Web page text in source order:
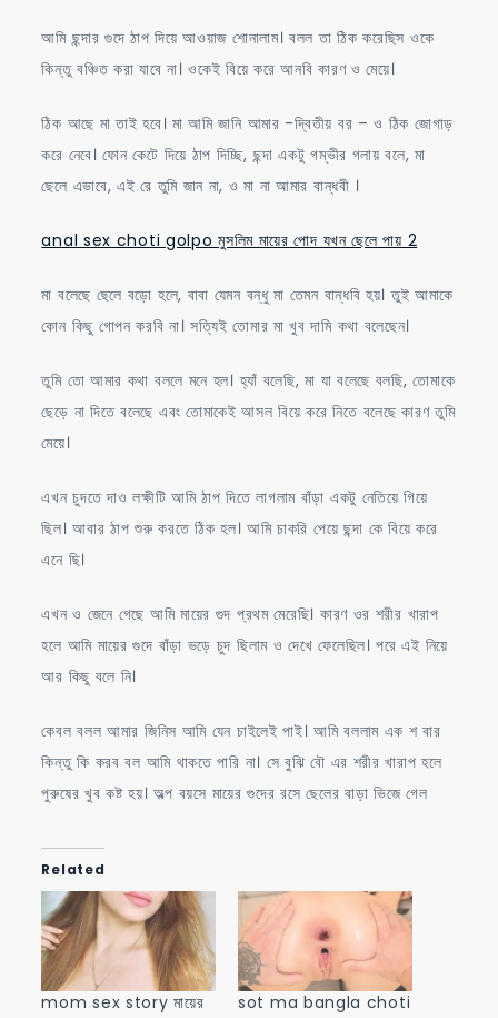
আমি ছন্দার গুদে ঠাপ দিয়ে আওয়াজ শোনালাম। বলল তা ঠিক করেছিস ওকে
কিন্তু বঞ্চিত করা যাবে না। ওকেই বিয়ে করে আনবি কারণ ও মেয়ে।
ঠিক আছে মা তাই হবে। মা আমি জানি আমার -দ্বিতীয় বর – ও ঠিক জোগাড়
করে নেবে। ফোন কেটে দিয়ে ঠাপ দিচ্ছি, ছন্দা একটু গম্ভীর গলায় বলে, মা
ছেলে এভাবে, এই রে তুমি জান না, ও মা না আমার বান্ধবী ।
anal sex choti golpo মুসলিম মায়ের পোদ যখন ছেলে পায় 2
মা বলেছে ছেলে বড়ো হলে, বাবা যেমন বন্ধু মা তেমন বান্ধবি হয়। তুই আমাকে
কোন কিছু গোপন করবি না। সত্যিই তোমার মা খুব দামি কথা বলেছেন।
তুমি তো আমার কথা বললে মনে হল। হ্যাঁ বলেছি, মা যা বলেছে বলছি, তোমাকে
ছেড়ে না দিতে বলেছে এবং তোমাকেই আসল বিয়ে করে নিতে বলেছে কারণ তুমি
মেয়ে।
এখন চুদতে দাও লক্ষীটি আমি ঠাপ দিতে লাগলাম বাঁড়া একটু নেতিয়ে গিয়ে
ছিল। আবার ঠাপ শুরু করতে ঠিক হল। আমি চাকরি পেয়ে ছন্দা কে বিয়ে করে
এনে ছি।
এখন ও জেনে গেছে আমি মায়ের গুদ প্রথম মেরেছি। কারণ ওর শরীর খারাপ
হলে আমি মায়ের গুদে বাঁড়া ভড়ে চুদ ছিলাম ও দেখে ফেলেছিল। পরে এই নিয়ে
আর কিছু বলে নি।
কেবল বলল আমার জিনিস আমি যেন চাইলেই পাই। আমি বললাম এক শ বার
কিন্তু কি করব বল আমি থাকতে পারি না। সে বুঝি বৌ এর শরীর খারাপ হলে
পুরুষের খুব কষ্ট হয়। অল্প বয়সে মায়ের গুদের রসে ছেলের বাড়া ভিজে গেল
Related
mom sex story মায়ের
sot ma bangla choti